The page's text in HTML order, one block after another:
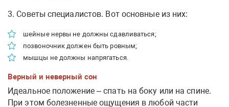
3. Советы специалистов. Вот основные из них:
шейные нервы не должны сдавливаться;
позвоночник должен быть ровным;
мышцы не должны напрягаться.
Верный и неверный сон
Идеальное положение – спать на боку или на спине.
При этом болезненные ощущения в любой части